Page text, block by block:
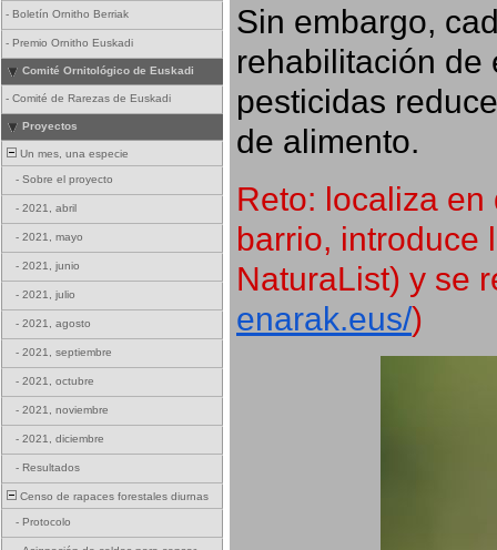
- Boletín Ornitho Berriak
- Premio Ornitho Euskadi
Comité Ornitológico de Euskadi
- Comité de Rarezas de Euskadi
Proyectos
Un mes, una especie
- Sobre el proyecto
- 2021, abril
- 2021, mayo
- 2021, junio
- 2021, julio
- 2021, agosto
- 2021, septiembre
- 2021, octubre
- 2021, noviembre
- 2021, diciembre
- Resultados
Censo de rapaces forestales diurnas
- Protocolo
Sin embargo,
rehabilitación de
pesticidas
de alimento.
Reto: localiza
barrio, introduce
NaturaList) y se
enarak.eus/)